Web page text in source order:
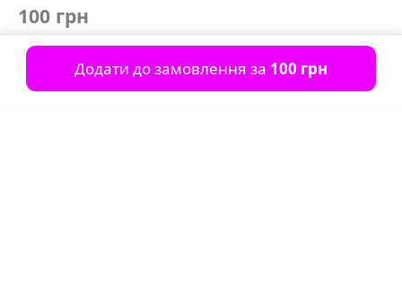
100 грн
Додати до замовлення за 100 грн